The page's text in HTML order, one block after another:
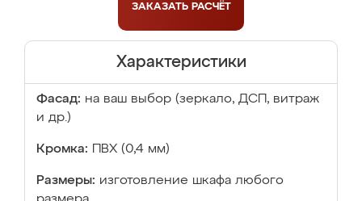
ЗАКАЗАТЬ РАСЧЁТ
Характеристики
Фасад: на ваш выбор (зеркало, ДСП, витраж
и др.)
Кромка: ПВХ (0,4 мм)
Размеры: изготовление шкафа любого